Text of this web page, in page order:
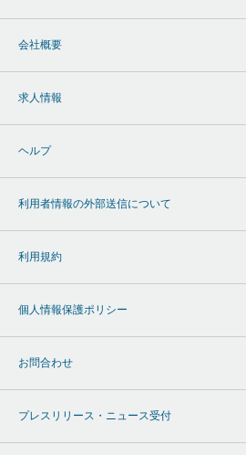
会社概要
求人情報
ヘルプ
利用者情報の外部送信について
利用規約
個人情報保護ポリシー
お問合わせ
プレスリリース・ニュース受付